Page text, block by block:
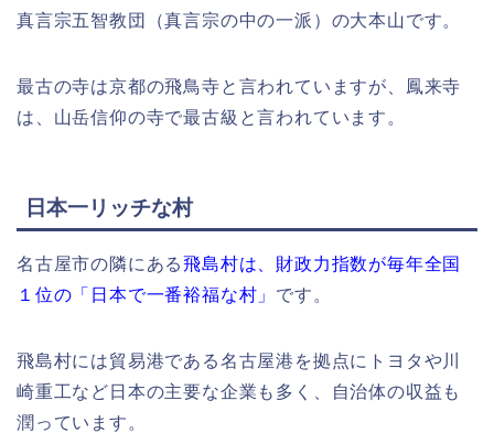
真言宗五智教団（真言宗の中の一派）の大本山です。
最古の寺は京都の飛鳥寺と言われていますが、鳳来寺
は、 山岳信仰の寺で最古級 と言われています。
日本一リッチな村
名古屋市の隣にある飛島村は、財政力指数が毎年全国
１位の「日本で一番裕福な村」 です。
飛島村には貿易港である名古屋港を拠点にトヨタや川
崎重工など日本の主要な企業も多く、自治体の収益も
潤っています。